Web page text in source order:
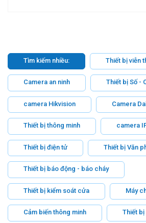
Tìm kiếm nhiều: Thiết bị viễn
Camera an ninh Thiết bị Số -
camera Hikvision Camera
Thiết bị thông minh camera
Thiết bị điện tử Thiết bị Văn
Thiết bị báo động - báo cháy
Thiết bị kiểm soát cửa Máy
Cảm biến thông minh Thiết